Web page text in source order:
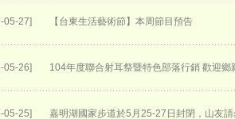
05-27] 【台東生活藝術節】本周節目預告
05-26] 104年度聯合射耳祭暨特色部落行銷 歡迎鄉
05-25] 嘉明湖國家步道於5月25-27日封閉，山友